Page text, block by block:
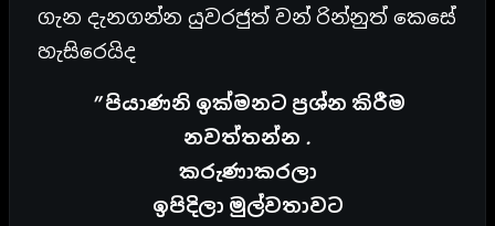
ගැන දැනගන්න යුවරජුත් වන් රින්නුත් කෙසේ
හැසිරෙයිද
” පියාණනි ඉක්මනට ප්‍රශ්න කිරීම
නවත්තන්න .
කරුණාකරලා
ඉපිදිලා මුල්වතාවට